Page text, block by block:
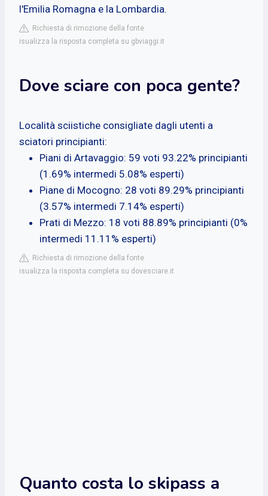
l'Emilia Romagna e la Lombardia.
Richiesta di rimozione della fonte
isualizza la risposta completa su gbviaggi.it
Dove sciare con poca gente?
Località sciistiche consigliate dagli utenti a
sciatori principianti:
Piani di Artavaggio: 59 voti 93.22% principianti
(1.69% intermedi 5.08% esperti)
Piane di Mocogno: 28 voti 89.29% principianti
(3.57% intermedi 7.14% esperti)
Prati di Mezzo: 18 voti 88.89% principianti (0%
intermedi 11.11% esperti)
Richiesta di rimozione della fonte
isualizza la risposta completa su dovesciare.it
Quanto costa lo skipass a